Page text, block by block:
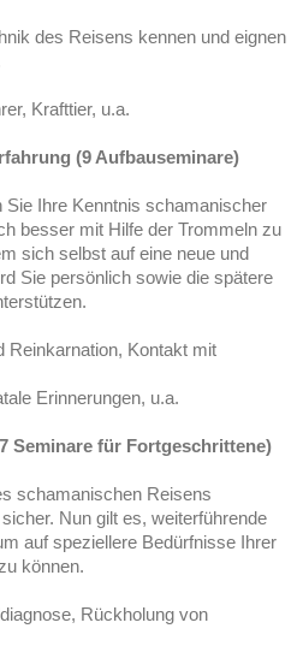
des Reisens kennen und eignen
Krafttier, u.a.
(9 Aufbauseminare)
Sie Ihre Kenntnis schamanischer
besser mit Hilfe der Trommeln zu
sich selbst auf eine neue und
Sie persönlich sowie die spätere
Reinkarnation, Kontakt mit
Erinnerungen, u.a.
Seminare für Fortgeschrittene)
schamanischen Reisens
Nun gilt es, weiterführende
auf speziellere Bedürfnisse Ihrer
können.
Rückholung von